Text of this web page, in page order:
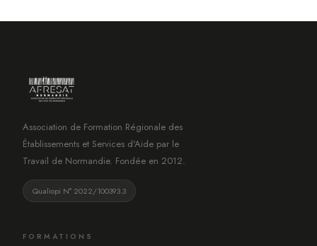
Association de Formation Régionale des
Établissements et Services d'Aide par le
Travail de Normandie. Fondée en 2012.
Qualiopi N° 2022/100393.3
FORMATIONS